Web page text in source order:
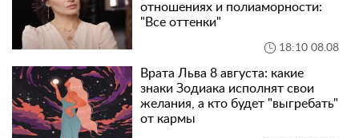
отношениях и полиаморности:
"Все оттенки"
18:10 08.08
Врата Льва 8 августа: какие
знаки Зодиака исполнят свои
желания, а кто будет "выгребать"
от кармы